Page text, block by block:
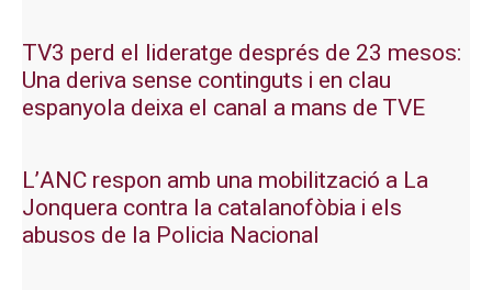
TV3 perd el lideratge després de 23 mesos:
Una deriva sense continguts i en clau
espanyola deixa el canal a mans de TVE
L’ANC respon amb una mobilització a La
Jonquera contra la catalanofòbia i els
abusos de la Policia Nacional